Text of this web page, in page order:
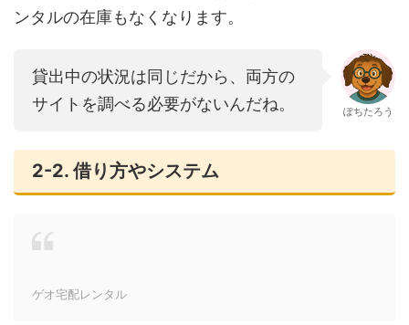
ンタルの在庫もなくなります。
貸出中の状況は同じだから、両方の
サイトを調べる必要がないんだね。
ぽちたろう
2-2. 借り方やシステム
ゲオ宅配レンタル